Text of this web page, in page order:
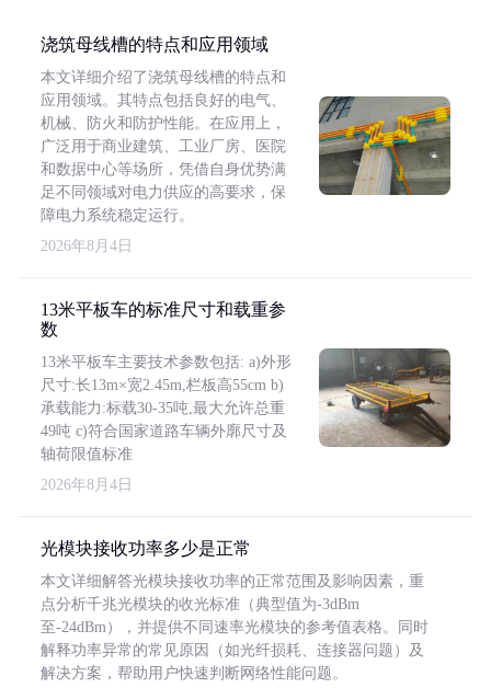
浇筑母线槽的特点和应用领域
本文详细介绍了浇筑母线槽的特点和
应用领域。其特点包括良好的电气、
机械、防火和防护性能。在应用上，
广泛用于商业建筑、工业厂房、医院
和数据中心等场所，凭借自身优势满
足不同领域对电力供应的高要求，保
障电力系统稳定运行。
2026年8月4日
13米平板车的标准尺寸和载重参
数
13米平板车主要技术参数包括: a)外形
尺寸:长13m×宽2.45m,栏板高55cm b)
承载能力:标载30-35吨,最大允许总重
49吨 c)符合国家道路车辆外廓尺寸及
轴荷限值标准
2026年8月4日
光模块接收功率多少是正常
本文详细解答光模块接收功率的正常范围及影响因素，重
点分析千兆光模块的收光标准（典型值为-3dBm
至-24dBm），并提供不同速率光模块的参考值表格。同时
解释功率异常的常见原因（如光纤损耗、连接器问题）及
解决方案，帮助用户快速判断网络性能问题。